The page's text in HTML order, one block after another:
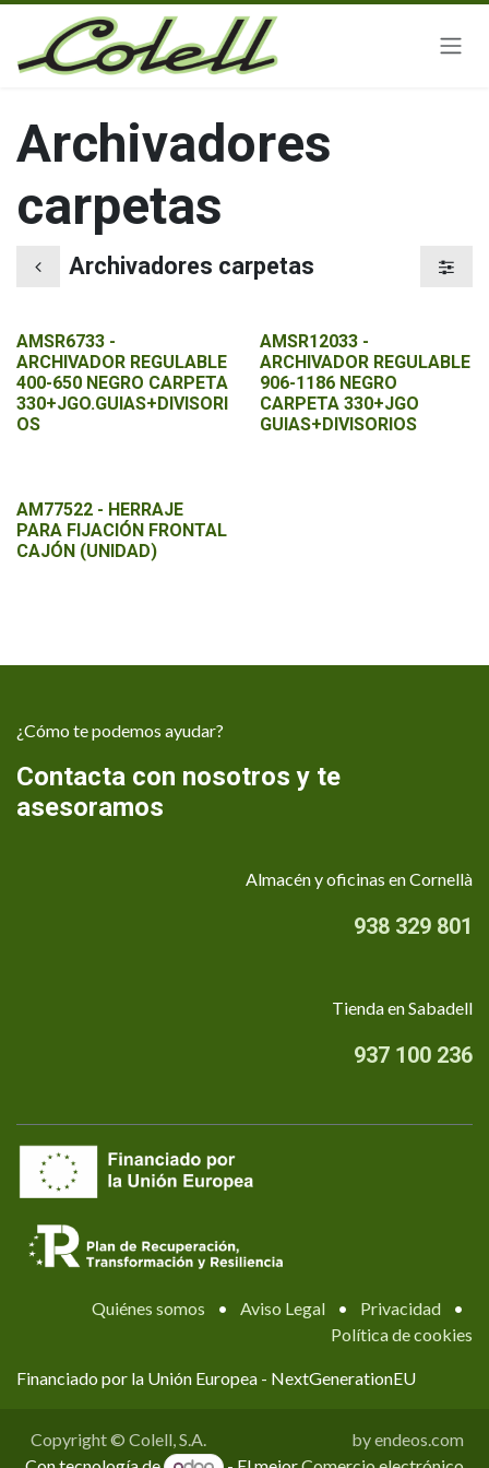
Ir al contenido
Archivadores
carpetas
Archivadores carpetas
AMSR6733 -
ARCHIVADOR REGULABLE
400-650 NEGRO CARPETA
330+JGO.GUIAS+DIVISORI
OS
AMSR12033 -
ARCHIVADOR REGULABLE
906-1186 NEGRO
CARPETA 330+JGO
GUIAS+DIVISORIOS
AM77522 - HERRAJE
PARA FIJACIÓN FRONTAL
CAJÓN (UNIDAD)
¿Cómo te podemos ayudar?
Contacta con nosotros y te
asesoramos
Almacén y oficinas en Cornellà
938 329 801
Tienda en Sabadell
937 100 236
Quiénes somos • Aviso Legal • Privacidad
•
Política de cookies
Financiado por la Unión Europea - NextGenerationEU
Copyright © Colell, S.A.
by endeos.com